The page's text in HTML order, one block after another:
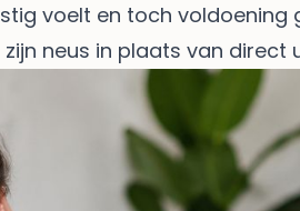
voelt en toch
neus in plaats van direct